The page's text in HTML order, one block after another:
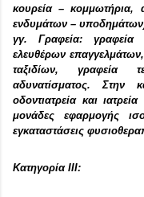
κουρεία – κομμωτήρια,
ενδυμάτων –
γγ. Γραφεία: γραφεία
ελευθέρων
ταξιδίων, γραφεία
αδυνατίσματος. Στην
οδοντιατρεία και
μονάδες εφαρμογής
εγκαταστάσεις
Κατηγορία ΙΙΙ: